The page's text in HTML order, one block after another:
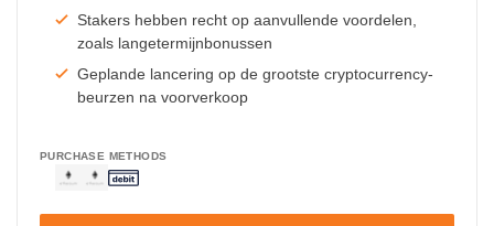
Stakers hebben recht op aanvullende voordelen,
zoals langetermijnbonussen
Geplande lancering op de grootste cryptocurrency-
beurzen na voorverkoop
PURCHASE METHODS